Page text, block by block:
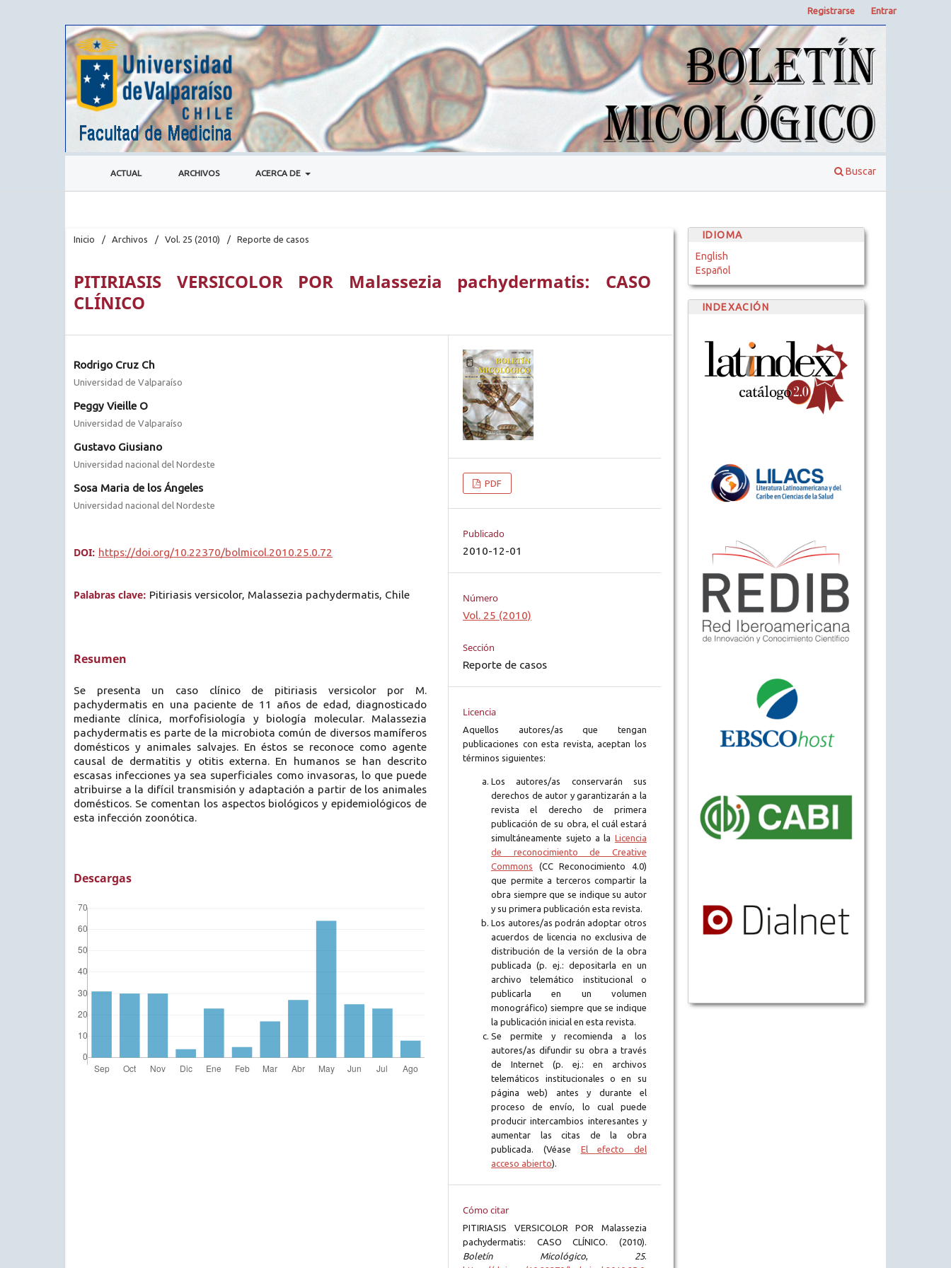
ACTUAL ARCHIVOS ACERCA DE Buscar
Registrarse Entrar
Inicio / Archivos / Vol. 25 (2010) / Reporte de casos
PITIRIASIS VERSICOLOR POR Malassezia pachydermatis: CASO
CLÍNICO
Rodrigo Cruz Ch
Universidad de Valparaíso
Peggy Vieille O
Universidad de Valparaíso
Gustavo Giusiano
Universidad nacional del Nordeste
Sosa Maria de los Ángeles
Universidad nacional del Nordeste
DOI: https://doi.org/10.22370/bolmicol.2010.25.0.72
Palabras clave: Pitiriasis versicolor, Malassezia pachydermatis, Chile
Resumen
Se presenta un caso clínico de pitiriasis versicolor por M.
pachydermatis en una paciente de 11 años de edad, diagnosticado
mediante clínica, morfofisiología y biología molecular. Malassezia
pachydermatis es parte de la microbiota común de diversos mamíferos
domésticos y animales salvajes. En éstos se reconoce como agente
causal de dermatitis y otitis externa. En humanos se han descrito
escasas infecciones ya sea superficiales como invasoras, lo que puede
atribuirse a la difícil transmisión y adaptación a partir de los animales
domésticos. Se comentan los aspectos biológicos y epidemiológicos de
esta infección zoonótica.
Descargas
PDF
Publicado
2010-12-01
Número
Vol. 25 (2010)
Sección
Reporte de casos
Licencia
Aquellos autores/as que tengan
publicaciones con esta revista, aceptan los
términos siguientes:
Los autores/as conservarán sus
derechos de autor y garantizarán a la
revista el derecho de primera
publicación de su obra, el cuál estará
simultáneamente sujeto a la Licencia
de reconocimiento de Creative
Commons (CC Reconocimiento 4.0)
que permite a terceros compartir la
obra siempre que se indique su autor
y su primera publicación esta revista.
Los autores/as podrán adoptar otros
acuerdos de licencia no exclusiva de
distribución de la versión de la obra
publicada (p. ej.: depositarla en un
archivo telemático institucional o
publicarla en un volumen
monográfico) siempre que se indique
la publicación inicial en esta revista.
Se permite y recomienda a los
autores/as difundir su obra a través
de Internet (p. ej.: en archivos
telemáticos institucionales o en su
página web) antes y durante el
proceso de envío, lo cual puede
producir intercambios interesantes y
aumentar las citas de la obra
publicada. (Véase El efecto del
acceso abierto).
Cómo citar
PITIRIASIS VERSICOLOR POR Malassezia
pachydermatis: CASO CLÍNICO. (2010).
Boletín Micológico, 25.
IDIOMA
English
Español
INDEXACIÓN